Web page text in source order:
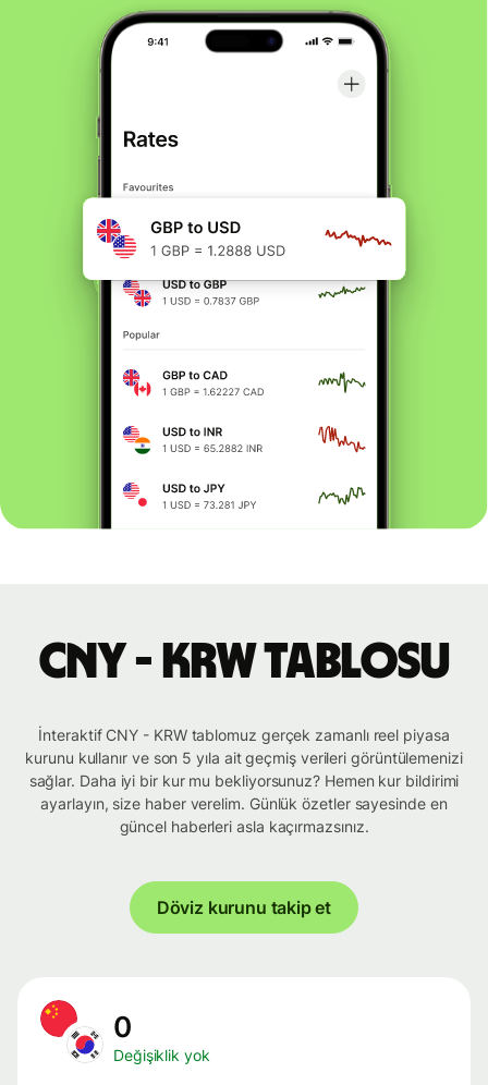
CNY - KRW tablosu
İnteraktif CNY - KRW tablomuz gerçek zamanlı reel piyasa
kurunu kullanır ve son 5 yıla ait geçmiş verileri görüntülemenizi
sağlar. Daha iyi bir kur mu bekliyorsunuz? Hemen kur bildirimi
ayarlayın, size haber verelim. Günlük özetler sayesinde en
güncel haberleri asla kaçırmazsınız.
Döviz kurunu takip et
0
Değişiklik yok